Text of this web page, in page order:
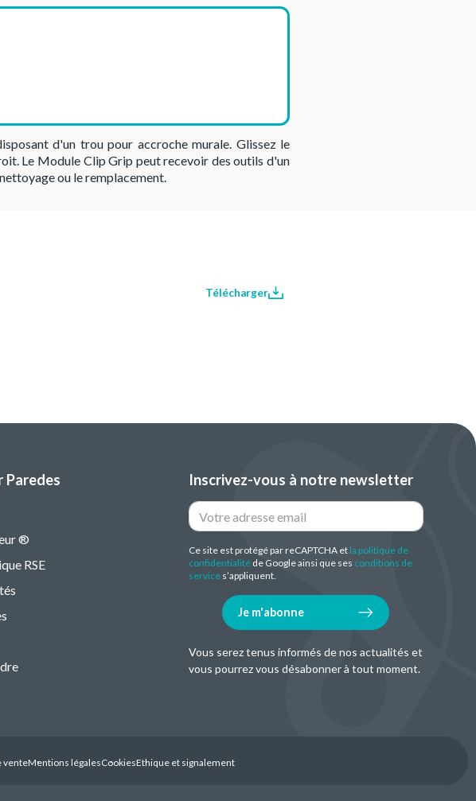
d'un trou pour accroche murale. Glissez le
Le Module Clip Grip peut recevoir des outils d'un
ou le remplacement.
Télécharger
Paredes
®
RSE
Inscrivez-vous à notre newsletter
Ce site est protégé par reCAPTCHA et la politique de
confidentialitéde Google ainsi que ses conditions de
services’appliquent.
Je m'abonne
Vous serez tenus informés de nos actualités et
vous pourrez vous désabonner à tout moment.
venteMentions légalesCookiesEthique et signalement